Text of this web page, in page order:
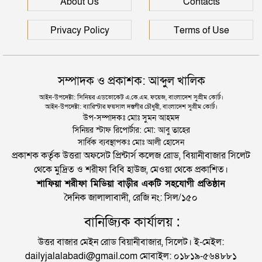
Privacy Policy Terms of Use
সম্পাদক ও প্রকাশক: আব্দুল খালিক
আইন-উপদেষ্টা: সিনিয়র এডভোকেট এ.কে.এম. ফয়েজ, বাংলাদেশ সুপ্রীম কোর্ট।
আইন-উপদেষ্টা: ব্যারিস্টার ফয়সাল দস্তগীর চৌধুরী, বাংলাদেশ সুপ্রীম কোর্ট।
উপ-সম্পাদকঃ মোঃ সুমন আহমদ
সিনিয়র স্টাফ রিপোর্টার: মো: আবু তাহের
সার্বিক ব্যবস্থাপকঃ মোঃ আলী হোসেন
প্রকাশক কর্তৃক উত্তরা অফসেট প্রিন্টার্স কলেজ রোড, বিয়ানীবাজার সিলেট
থেকে মুদ্রিত ও শরীফা বিবি হাউজ, মেওয়া থেকে প্রকাশিত।
শাফিয়া শরীফা মিডিয়া বাড়ীর একটি সহযোগী প্রতিষ্ঠান
দৈনিক জালালাবাদী, রেজি নং: সিল/১৫০
বানিজ্যিক কার্যালয় :
উত্তর বাজার মেইন রোড বিয়ানীবাজার, সিলেট। ই-মেইল:
dailyjalalabadi@gmail.com মোবাইল: ০১৮১৯-৫৬৪৮৮১